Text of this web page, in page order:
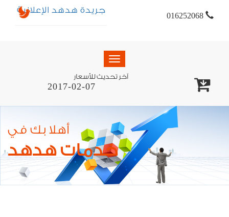
جريدة هدهد الإعلانية
016252068
آخر تحديث للأسعار
2017-02-07
أهلا بك في
خدمات هدهد